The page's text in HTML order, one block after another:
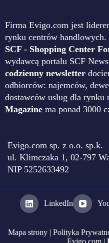
Firma Evigo.com jest
rynku centrów
SCF - Shopping Center
wydawcą portalu SCF
codzienny newsletter
odbiorców: najemców,
dostawców usług dla rynku
Magazine ma ponad 3000
Evigo.com sp. z o.o. sp.k.
ul. Klimczaka 1, 02-797
NIP 5252633492
LinkedIn
Mapa strony |Polityka
Evigo.com |